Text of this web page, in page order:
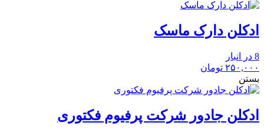
ادکلن دارک ماسک
8 در انبار
۲۵۰,۰۰۰ تومان
بستن
ادکلن جادور شرکت پرفیوم فکتوری